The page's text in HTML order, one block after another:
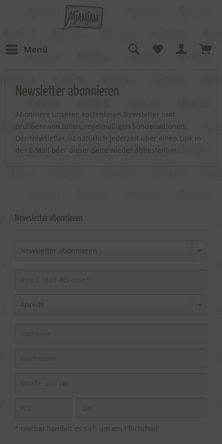
Menü
Newsletter abonnieren
Abonniere unseren kostenlosen Newsletter und
profitiere von tollen, regelmäßigen Sonderaktionen.
Der Newsletter ist natürlich jederzeit über einen Link in
der E-Mail oder dieser Seite wieder abbestellbar.
Newsletter abonnieren
* hierbei handelt es sich um ein Pflichtfeld